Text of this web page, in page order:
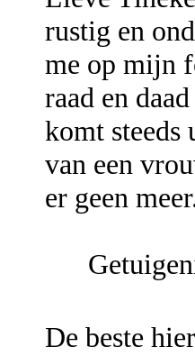
rustig en
me op mijn
raad en
komt steeds
van een
er geen
De beste